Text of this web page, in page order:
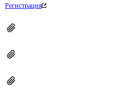
Регистрация